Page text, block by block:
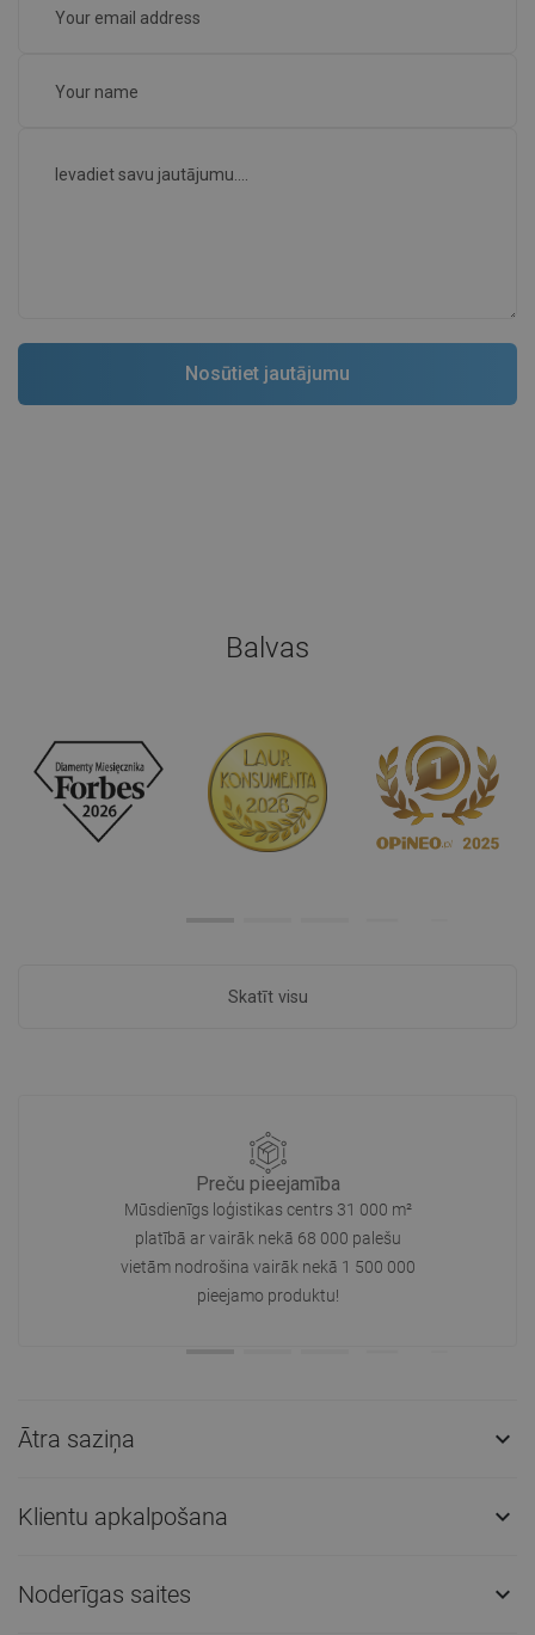
Balvas
Skatīt visu
Preču pieejamība
Mūsdienīgs loģistikas centrs 31 000 m²
platībā ar vairāk nekā 68 000 palešu
vietām nodrošina vairāk nekā 1 500 000
pieejamo produktu!
Ātra saziņa 
Klientu apkalpošana 
Noderīgas saites 